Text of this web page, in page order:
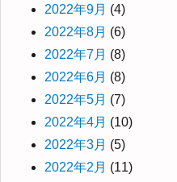
2022年9月 (4)
2022年8月 (6)
2022年7月 (8)
2022年6月 (8)
2022年5月 (7)
2022年4月 (10)
2022年3月 (5)
2022年2月 (11)